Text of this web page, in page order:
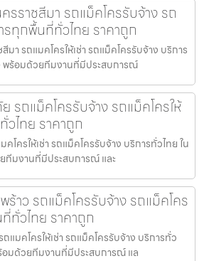
รราชสีมา รถแม็คโครรับจ้าง รถ
รทุกพื้นที่ทั่วไทย ราคาถูก
มา รถแมคโครให้เช่า รถแม็คโครรับจ้าง บริการ
พร้อมด้วยทีมงานที่มีประสบการณ์
รถแม็คโครรับจ้าง รถแม็คโครให้
วไทย ราคาถูก
คโครให้เช่า รถแม็คโครรับจ้าง บริการทั่วไทย ใน
ทีมงานที่มีประสบการณ์ และ
ร้าว รถแม็คโครรับจ้าง รถแม็คโคร
ทั่วไทย ราคาถูก
ถแมคโครให้เช่า รถแม็คโครรับจ้าง บริการทั่ว
อมด้วยทีมงานที่มีประสบการณ์ แล